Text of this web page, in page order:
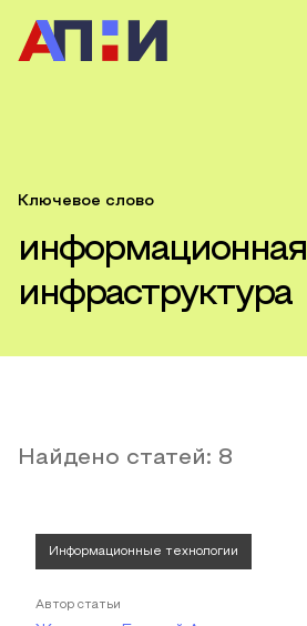
Ключевое слово
информационная
инфраструктура
Найдено статей: 8
Информационные технологии
Автор статьи